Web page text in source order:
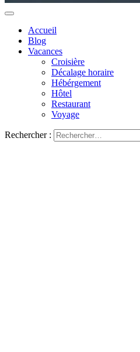
Accueil
Blog
Vacances
Croisière
Décalage horaire
Hébérgement
Hôtel
Restaurant
Voyage
Rechercher :